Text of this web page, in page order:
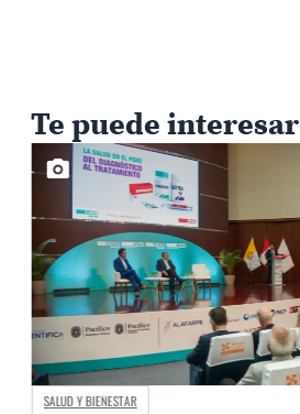
Te puede interesar
SALUD Y BIENESTAR